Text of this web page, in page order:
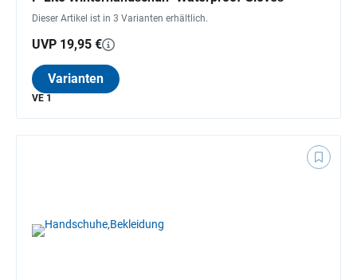
Dieser Artikel ist in 3 Varianten erhältlich.
UVP 19,95 €
Varianten
VE 1